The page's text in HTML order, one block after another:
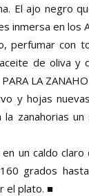
El ajo negro
inmersa en los
perfumar con
de oliva y
LA
y hojas
zanahorias
un caldo
grados
el plato. ■